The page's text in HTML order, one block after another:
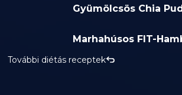
Gyümölcsös Chia
Marhahúsos FIT-
További diétás receptek